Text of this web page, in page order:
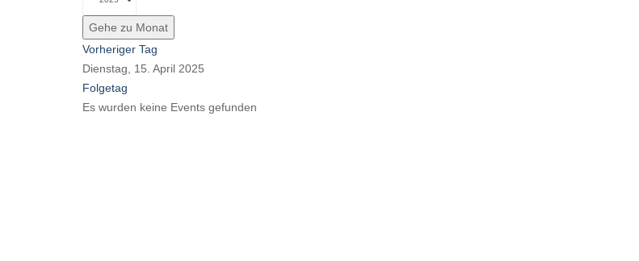
Gehe zu Monat
Vorheriger Tag
Dienstag, 15. April 2025
Folgetag
Es wurden keine Events gefunden